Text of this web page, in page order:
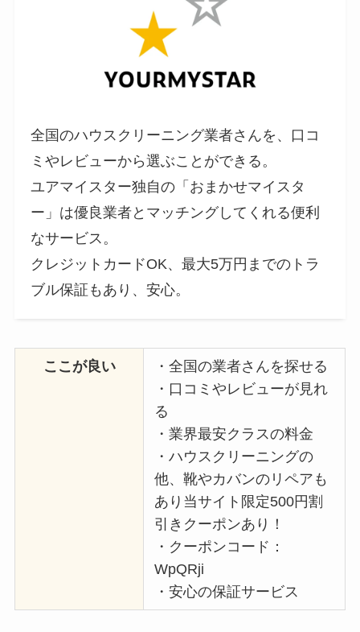
全国のハウスクリーニング業者さんを、口コ
ミやレビューから選ぶことができる。
ユアマイスター独自の「おまかせマイスタ
ー」は優良業者とマッチングしてくれる便利
なサービス。
クレジットカードOK、最大5万円までのトラ
ブル保証もあり、安心。
ここが良い
・全国の業者さんを探せる
・口コミやレビューが見れ
る
・業界最安クラスの料金
・ハウスクリーニングの
他、靴やカバンのリペアも
あり当サイト限定500円割
引きクーポンあり！
・クーポンコード：
WpQRji
・安心の保証サービス